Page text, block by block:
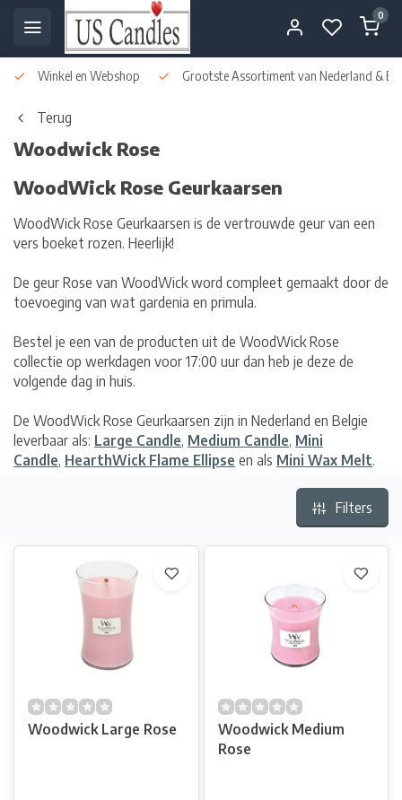
0
Winkel en Webshop Grootste Assortiment van Nederland &
Terug
Woodwick Rose
WoodWick Rose Geurkaarsen
WoodWick Rose Geurkaarsen is de vertrouwde geur van een
vers boeket rozen. Heerlijk!
De geur Rose van WoodWick word compleet gemaakt door de
toevoeging van wat gardenia en primula.
Bestel je een van de producten uit de WoodWick Rose
collectie op werkdagen voor 17:00 uur dan heb je deze de
volgende dag in huis.
De WoodWick Rose Geurkaarsen zijn in Nederland en Belgie
leverbaar als: Large Candle, Medium Candle, Mini
Candle, HearthWick Flame Ellipse en als Mini Wax Melt.
Filters
Woodwick Large Rose
Woodwick Medium
Rose